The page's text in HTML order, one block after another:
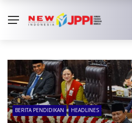
BERITA PENDIDIKAN HEADLINES